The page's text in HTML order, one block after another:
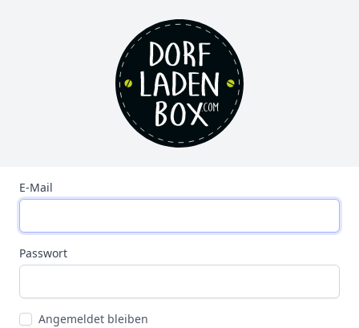
E-Mail
Passwort
Angemeldet bleiben